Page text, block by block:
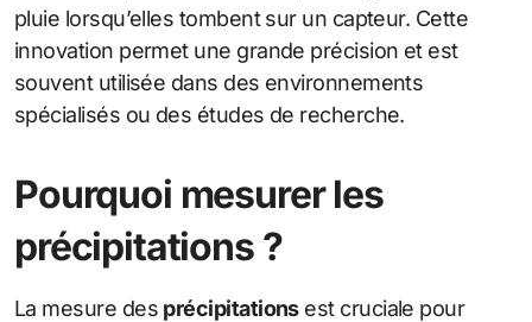
pluie lorsqu’elles tombent sur un capteur. Cette
innovation permet une grande précision et est
souvent utilisée dans des environnements
spécialisés ou des études de recherche.
Pourquoi mesurer les
précipitations ?
La mesure des précipitationsest cruciale pour